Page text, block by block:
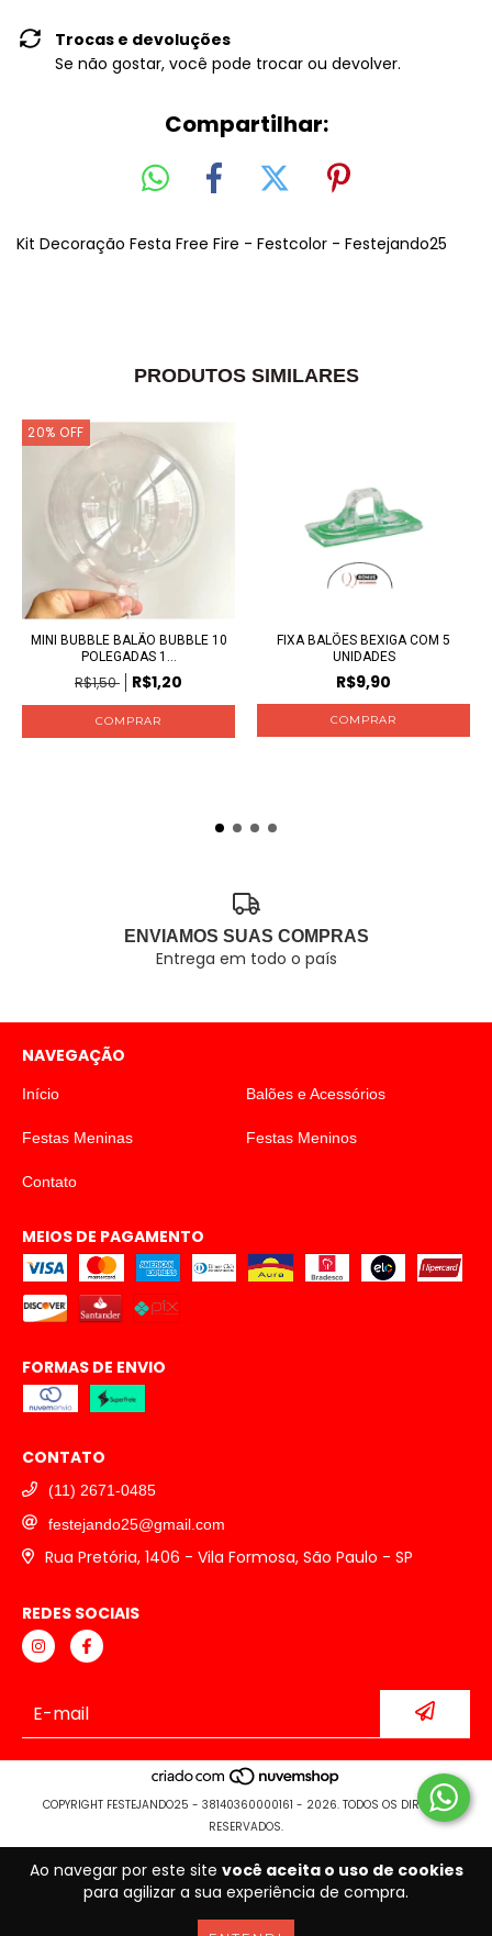
Ao navegar por este site você aceita o uso de cookies
para agilizar a sua experiência de compra.
Trocas e devoluções
Se não gostar, você pode trocar ou devolver.
Compartilhar:
Kit Decoração Festa Free Fire - Festcolor - Festejando25
PRODUTOS SIMILARES
20% OFF
MINI BUBBLE BALÃO BUBBLE 10
POLEGADAS 1...
R$1,50 R$1,20
FIXA BALÕES BEXIGA COM 5
UNIDADES
R$9,90
ENVIAMOS SUAS COMPRAS
Entrega em todo o país
NAVEGAÇÃO
Início Balões e Acessórios
Festas Meninas Festas Meninos
Contato
MEIOS DE PAGAMENTO
FORMAS DE ENVIO
CONTATO
(11) 2671-0485
festejando25@gmail.com
Rua Pretória, 1406 - Vila Formosa, São Paulo - SP
REDES SOCIAIS
COPYRIGHT FESTEJANDO25 - 38140360000161 - 2026. TODOS OS DIREITOS
RESERVADOS.